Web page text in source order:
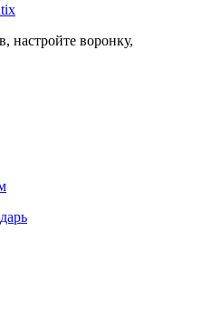
настройте воронку,